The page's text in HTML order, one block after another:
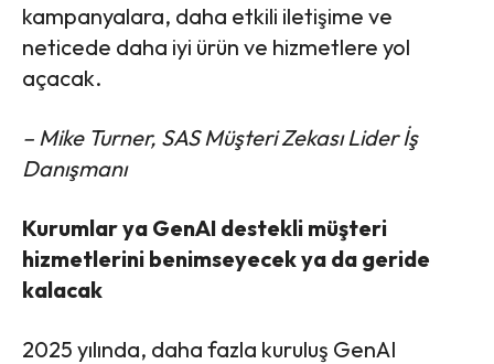
kampanyalara, daha etkili iletişime ve
neticede daha iyi ürün ve hizmetlere yol
açacak.
– Mike Turner, SAS Müşteri Zekası Lider İş
Danışmanı
Kurumlar ya GenAI destekli müşteri
hizmetlerini benimseyecek ya da geride
kalacak
2025 yılında, daha fazla kuruluş GenAI